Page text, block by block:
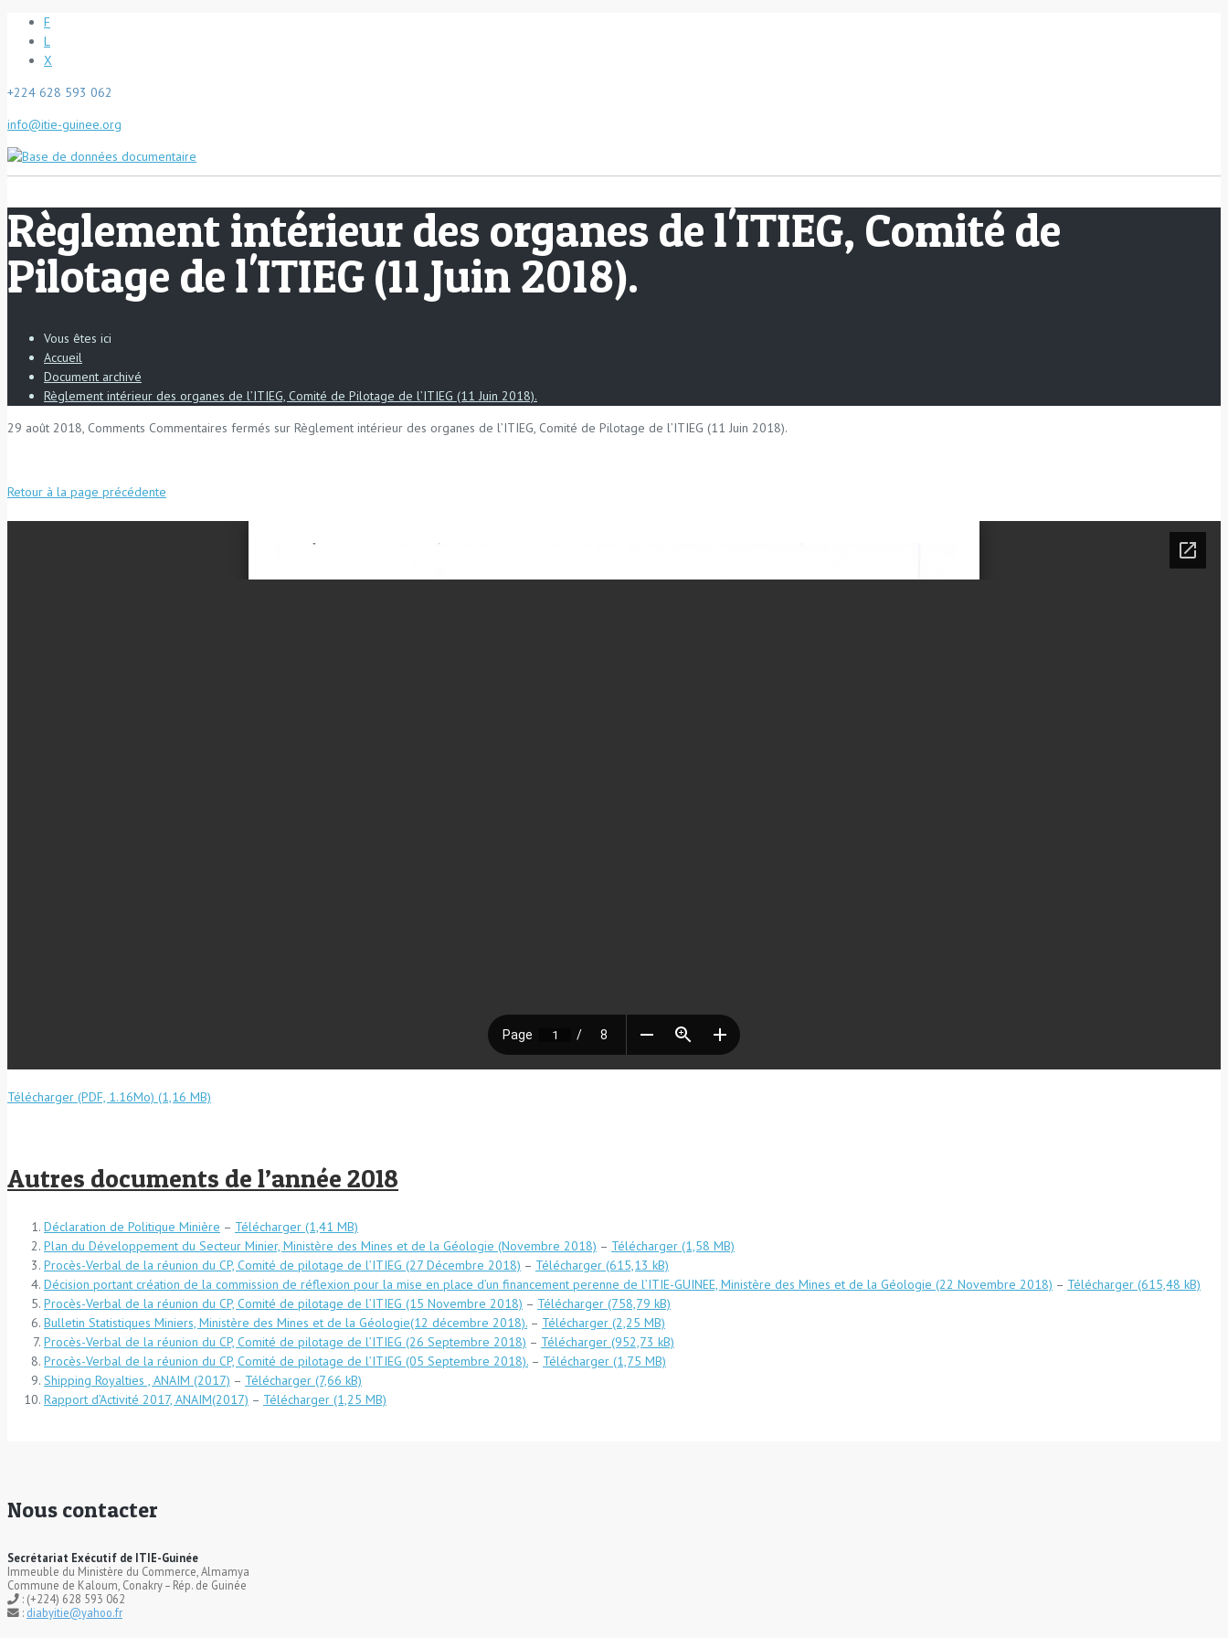
F
L
X
+224 628 593 062
info@itie-guinee.org
Règlement intérieur des organes de l'ITIEG, Comité de
Pilotage de l'ITIEG (11 Juin 2018).
Vous êtes ici
Accueil
Document archivé
Règlement intérieur des organes de l’ITIEG, Comité de Pilotage de l’ITIEG (11 Juin 2018).
29 août 2018, Comments Commentaires fermés sur Règlement intérieur des organes de l’ITIEG, Comité de Pilotage de l’ITIEG (11 Juin 2018).
Retour à la page précédente
Télécharger (PDF, 1.16Mo)
Autres documents de l’année 2018
Déclaration de Politique Minière – Télécharger
Plan du Développement du Secteur Minier, Ministère des Mines et de la Géologie (Novembre 2018) – Télécharger
Procès-Verbal de la réunion du CP, Comité de pilotage de l’ITIEG (27 Décembre 2018) – Télécharger
Décision portant création de la commission de réflexion pour la mise en place d’un financement perenne de l’ITIE-GUINEE, Ministère des Mines et de la Géologie (22 Novembre 2018) – Télécharger
Procès-Verbal de la réunion du CP, Comité de pilotage de l’ITIEG (15 Novembre 2018) – Télécharger
Bulletin Statistiques Miniers, Ministère des Mines et de la Géologie(12 décembre 2018). – Télécharger
Procès-Verbal de la réunion du CP, Comité de pilotage de l’ITIEG (26 Septembre 2018) – Télécharger
Procès-Verbal de la réunion du CP, Comité de pilotage de l’ITIEG (05 Septembre 2018). – Télécharger
Shipping Royalties , ANAIM (2017) – Télécharger
Rapport d’Activité 2017, ANAIM(2017) – Télécharger
Nous contacter
Secrétariat Exécutif de ITIE-Guinée
Immeuble du Ministère du Commerce, Almamya
Commune de Kaloum, Conakry – Rép. de Guinée
: (+224) 628 593 062
: diabyitie@yahoo.fr